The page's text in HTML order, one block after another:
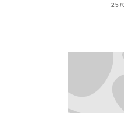
25/